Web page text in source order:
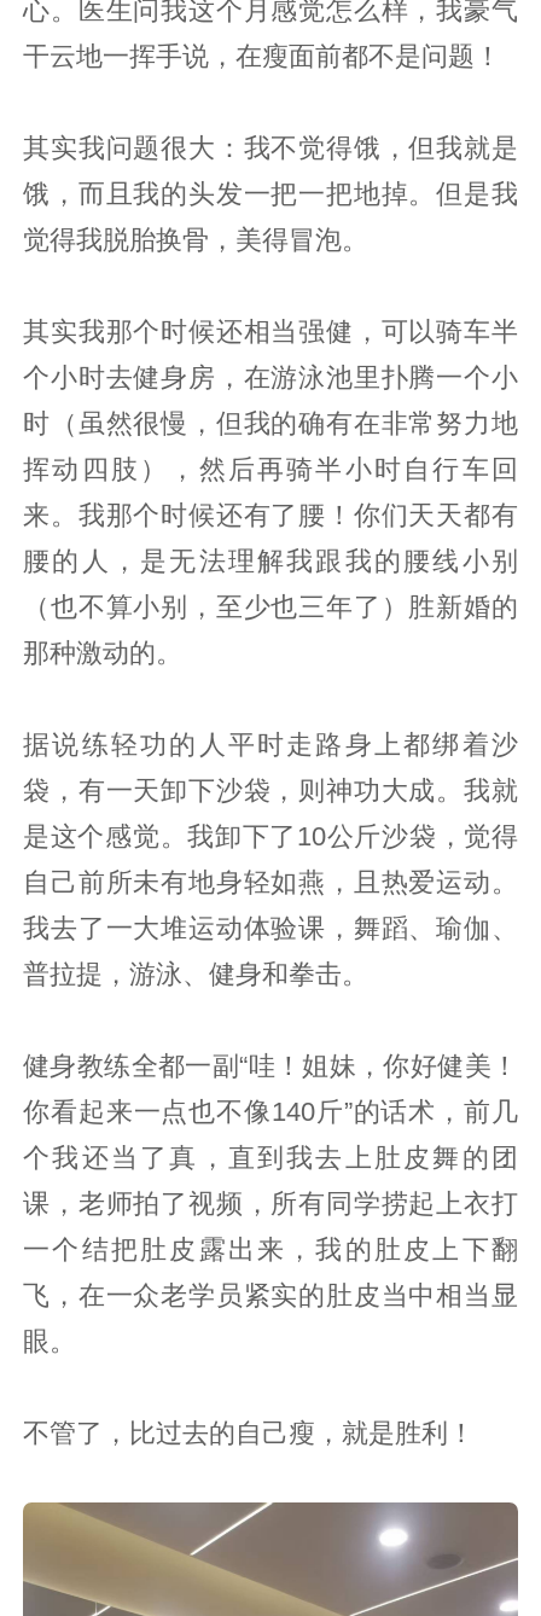
心。医生问我这个月感觉怎么样，我豪气
干云地一挥手说，在瘦面前都不是问题！
其实我问题很大：我不觉得饿，但我就是
饿，而且我的头发一把一把地掉。但是我
觉得我脱胎换骨，美得冒泡。
其实我那个时候还相当强健，可以骑车半
个小时去健身房，在游泳池里扑腾一个小
时（虽然很慢，但我的确有在非常努力地
挥动四肢），然后再骑半小时自行车回
来。我那个时候还有了腰！你们天天都有
腰的人，是无法理解我跟我的腰线小别
（也不算小别，至少也三年了）胜新婚的
那种激动的。
据说练轻功的人平时走路身上都绑着沙
袋，有一天卸下沙袋，则神功大成。我就
是这个感觉。我卸下了10公斤沙袋，觉得
自己前所未有地身轻如燕，且热爱运动。
我去了一大堆运动体验课，舞蹈、瑜伽、
普拉提，游泳、健身和拳击。
健身教练全都一副“哇！姐妹，你好健美！
你看起来一点也不像140斤”的话术，前几
个我还当了真，直到我去上肚皮舞的团
课，老师拍了视频，所有同学捞起上衣打
一个结把肚皮露出来，我的肚皮上下翻
飞，在一众老学员紧实的肚皮当中相当显
眼。
不管了，比过去的自己瘦，就是胜利！